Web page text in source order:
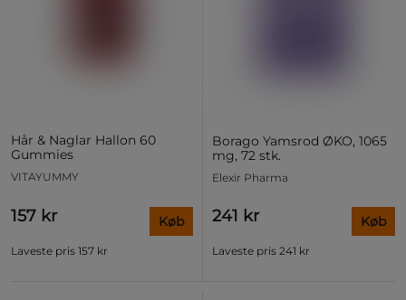
Hår & Naglar Hallon 60
Gummies
VITAYUMMY
157 kr
Laveste pris 157 kr
Køb
Borago Yamsrod ØKO, 1065
mg, 72 stk.
Elexir Pharma
241 kr
Laveste pris 241 kr
Køb